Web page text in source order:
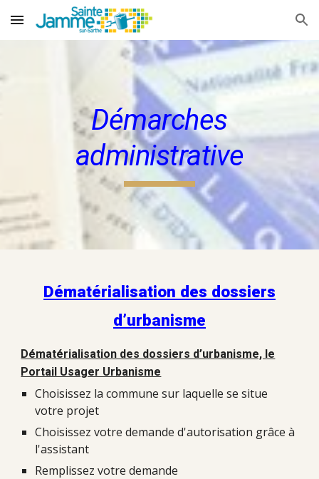
Skip to main content Skip to navigation
Démarches
administrative
Dématérialisation des dossiers
d’urbanisme
Dématérialisation des dossiers d’urbanisme, le
Portail Usager Urbanisme
Choisissez la commune sur laquelle se situe
votre projet
Choisissez votre demande d'autorisation grâce à
l'assistant
Remplissez votre demande